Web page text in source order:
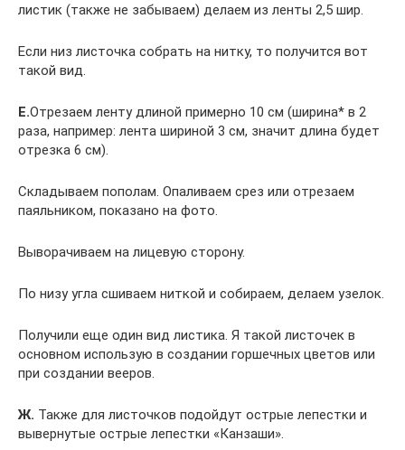
листик (также не забываем) делаем из ленты 2,5 шир.
Если низ листочка собрать на нитку, то получится вот
такой вид.
Е.Отрезаем ленту длиной примерно 10 см (ширина* в 2
раза, например: лента шириной 3 см, значит длина будет
отрезка 6 см).
Складываем пополам. Опаливаем срез или отрезаем
паяльником, показано на фото.
Выворачиваем на лицевую сторону.
По низу угла сшиваем ниткой и собираем, делаем узелок.
Получили еще один вид листика. Я такой листочек в
основном использую в создании горшечных цветов или
при создании вееров.
Ж. Также для листочков подойдут острые лепестки и
вывернутые острые лепестки «Канзаши».